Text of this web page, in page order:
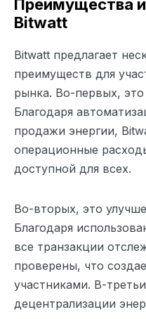
Преимущества
Bitwatt
Bitwatt предлагает
преимуществ для
рынка. Во-первых,
Благодаря
продажи энергии,
операционные
доступной для всех.
Во-вторых, это
Благодаря
все транзакции
проверены, что
участниками. В-
децентрализации